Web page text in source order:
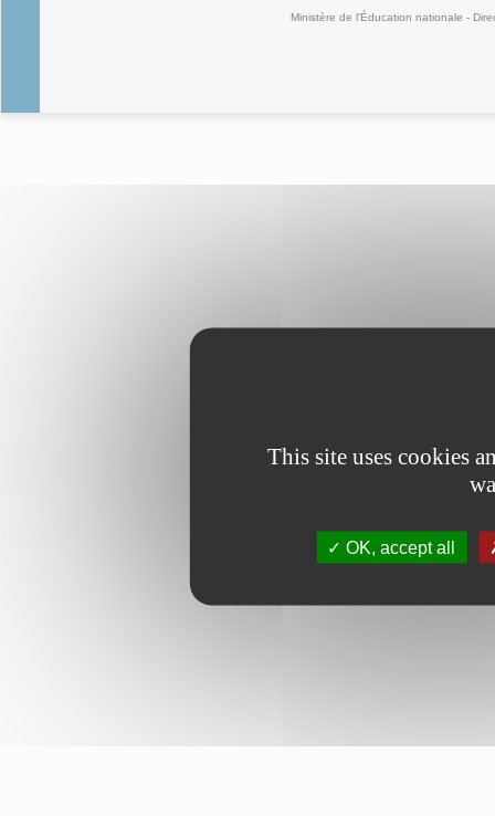
Ministère de l'Éducation nationale -
This site uses cookies
OK, accept all